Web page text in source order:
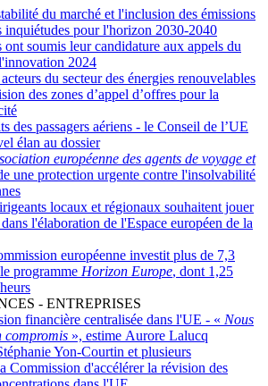
du marché et l'inclusion des émissions
inquiétudes pour l'horizon 2030-2040
ont soumis leur candidature aux appels du
2024
du secteur des énergies renouvelables
des zones d’appel d’offres pour la
des passagers aériens - le Conseil de l’UE
élan au dossier
européenne des agents de voyage et
une protection urgente contre l'insolvabilité
locaux et régionaux souhaitent jouer
l'élaboration de l'Espace européen de la
européenne investit plus de 7,3
programme Horizon Europe, dont 1,25
- ENTREPRISES
financière centralisée dans l'UE - « Nous
compromis », estime Aurore Lalucq
Yon-Courtin et plusieurs
Commission d'accélérer la révision des